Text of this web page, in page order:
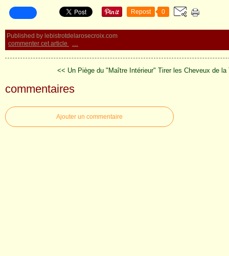
Repost 0
Published by lebistrotdelarosecroix.com
commenter cet article
…
<< Un Piège du "Maître Intérieur" Tirer les Cheveux de la
commentaires
Ajouter un commentaire